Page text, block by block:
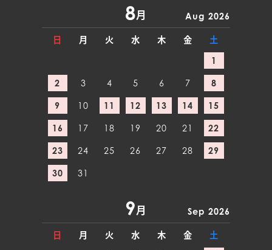
8月 Aug 2026
日 月 火 水 木 金
土
1
2 3 4 5 6 7 8
9 10 11 12 13 14 15
16 17 18 19 20 21 22
23 24 25 26 27 28 29
30 31
9月 Sep 2026
日 月 火 水 木 金
土